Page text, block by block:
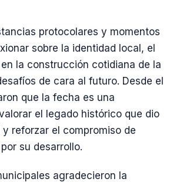
protocolares y momentos
sobre la identidad local, el
la construcción cotidiana de la
de cara al futuro. Desde el
que la fecha es una
el legado histórico que dio
reforzar el compromiso de
su desarrollo.
agradecieron la